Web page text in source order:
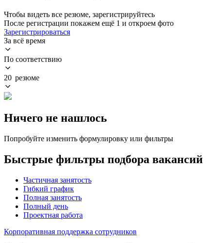
Чтобы видеть все резюме, зарегистрируйтесь
После регистрации покажем ещё 1 и откроем фото
Зарегистрироваться
За всё время
По соответствию
20 резюме
Ничего не нашлось
Попробуйте изменить формулировку или фильтры
Быстрые фильтры подбора вакансий
Частичная занятость
Гибкий график
Полная занятость
Полный день
Проектная работа
Корпоративная поддержка сотрудников